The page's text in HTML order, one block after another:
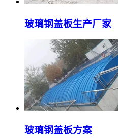
玻璃钢盖板生产厂家
玻璃钢盖板方案